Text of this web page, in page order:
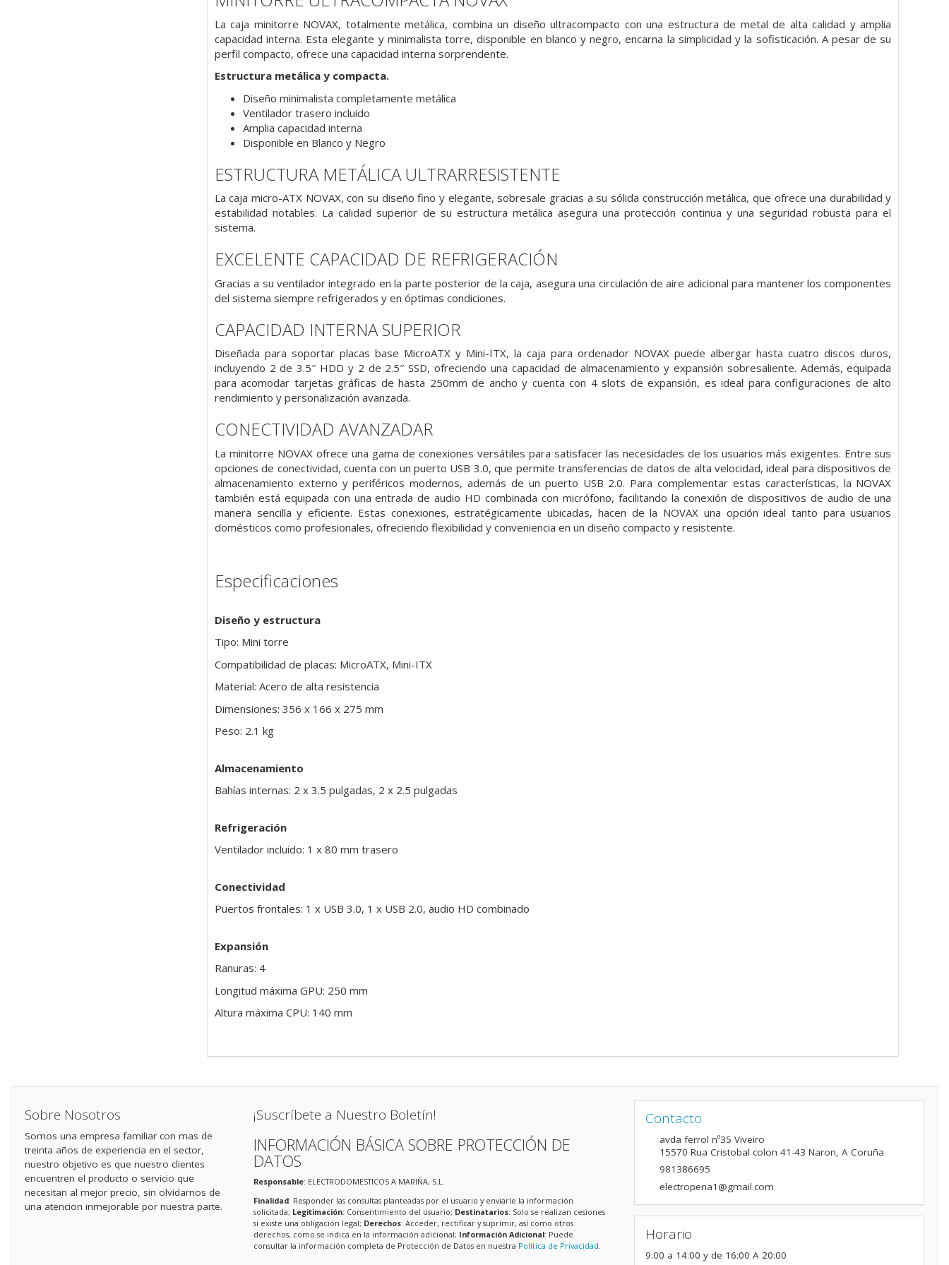
La caja minitorre NOVAX, totalmente metálica, combina un diseño ultracompacto con una estructura de metal de alta calidad y amplia
capacidad interna. Esta elegante y minimalista torre, disponible en blanco y negro, encarna la simplicidad y la sofisticación. A pesar de su
perfil compacto, ofrece una capacidad interna sorprendente.
Estructura metálica y compacta.
Diseño minimalista completamente metálica
Ventilador trasero incluido
Amplia capacidad interna
Disponible en Blanco y Negro
ESTRUCTURA METÁLICA ULTRARRESISTENTE
La caja micro-ATX NOVAX, con su diseño fino y elegante, sobresale gracias a su sólida construcción metálica, que ofrece una durabilidad y
estabilidad notables. La calidad superior de su estructura metálica asegura una protección continua y una seguridad robusta para el
sistema.
EXCELENTE CAPACIDAD DE REFRIGERACIÓN
Gracias a su ventilador integrado en la parte posterior de la caja, asegura una circulación de aire adicional para mantener los componentes
del sistema siempre refrigerados y en óptimas condiciones.
CAPACIDAD INTERNA SUPERIOR
Diseñada para soportar placas base MicroATX y Mini-ITX, la caja para ordenador NOVAX puede albergar hasta cuatro discos duros,
incluyendo 2 de 3.5″ HDD y 2 de 2.5″ SSD, ofreciendo una capacidad de almacenamiento y expansión sobresaliente. Además, equipada
para acomodar tarjetas gráficas de hasta 250mm de ancho y cuenta con 4 slots de expansión, es ideal para configuraciones de alto
rendimiento y personalización avanzada.
CONECTIVIDAD AVANZADAR
La minitorre NOVAX ofrece una gama de conexiones versátiles para satisfacer las necesidades de los usuarios más exigentes. Entre sus
opciones de conectividad, cuenta con un puerto USB 3.0, que permite transferencias de datos de alta velocidad, ideal para dispositivos de
almacenamiento externo y periféricos modernos, además de un puerto USB 2.0. Para complementar estas características, la NOVAX
también está equipada con una entrada de audio HD combinada con micrófono, facilitando la conexión de dispositivos de audio de una
manera sencilla y eficiente. Estas conexiones, estratégicamente ubicadas, hacen de la NOVAX una opción ideal tanto para usuarios
domésticos como profesionales, ofreciendo flexibilidad y conveniencia en un diseño compacto y resistente.
Especificaciones
Diseño y estructura
Tipo: Mini torre
Compatibilidad de placas: MicroATX, Mini-ITX
Material: Acero de alta resistencia
Dimensiones: 356 x 166 x 275 mm
Peso: 2.1 kg
Almacenamiento
Bahías internas: 2 x 3.5 pulgadas, 2 x 2.5 pulgadas
Refrigeración
Ventilador incluido: 1 x 80 mm trasero
Conectividad
Puertos frontales: 1 x USB 3.0, 1 x USB 2.0, audio HD combinado
Expansión
Ranuras: 4
Longitud máxima GPU: 250 mm
Altura máxima CPU: 140 mm
Sobre Nosotros
Somos una empresa familiar con mas de
treinta años de experiencia en el sector,
nuestro objetivo es que nuestro clientes
encuentren el producto o servicio que
necesitan al mejor precio, sin olvidarnos de
una atencion inmejorable por nuestra parte.
¡Suscríbete a Nuestro Boletín!
INFORMACIÓN BÁSICA SOBRE PROTECCIÓN DE
DATOS
Responsable: ELECTRODOMESTICOS A MARIÑA, S.L.
Finalidad: Responder las consultas planteadas por el usuario y enviarle la información
solicitada; Legitimación: Consentimiento del usuario; Destinatarios: Solo se realizan cesiones
si existe una obligación legal; Derechos: Acceder, rectificar y suprimir, así como otros
derechos, como se indica en la información adicional; Información Adicional: Puede
consultar la información completa de Protección de Datos en nuestra Política de Privacidad
Contacto
avda ferrol nº35 Viveiro
15570 Rua Cristobal colon 41-43 Naron, A Coruña
981386695
electropena1@gmail.com
Horario
9:00 a 14:00 y de 16:00 A 20:00